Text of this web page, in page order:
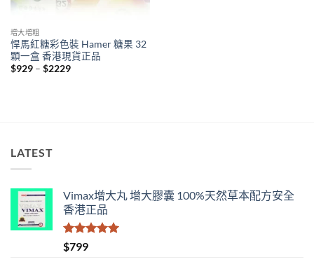
增大增粗
悍馬紅糖彩色裝 Hamer 糖果 32
顆一盒 香港現貨正品
$929 – $2229Price
LATEST
Vimax增大丸 增大膠囊 100%天然草本配方安全
香港正品
評分
滿分 5
$799